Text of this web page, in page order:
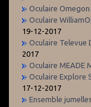
Oculaire
Oculaire
19-12-2017
Oculaire Televue
2017
Oculaire MEADE
Oculaire Explore
17-12-2017
Ensemble